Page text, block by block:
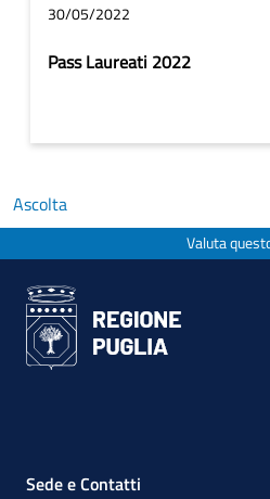
30/05/2022
Pass Laureati 2022
Ascolta
Valuta
Sede e Contatti